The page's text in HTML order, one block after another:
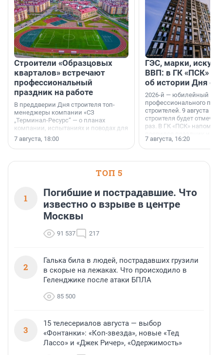
Строители «Образцовых
кварталов» встречают
профессиональный
праздник на работе
В преддверии Дня строителя топ-
менеджеры компании «СЗ
„Терминал-Ресурс“ — о планах
компании, испытаниях и поводах для
осторожного оптимизма.
7 августа, 18:00
ГЭС, марки,
ВВП: в ГК «ПСК»
об истории Дня
2026-й — юбилейный
профессионального
строителей. 9 августа
строителя будет
раз. В ГК «ПСК»
поменялась роль
7 августа, 16:20
ТОП 5
1
Погибшие и пострадавшие. Что
известно о взрыве в центре
Москвы
91 537 217
2
Галька била в людей, пострадавших грузили
в скорые на лежаках. Что происходило в
Геленджике после атаки БПЛА
85 500
3
15 телесериалов августа — выбор
«Фонтанки»: «Коп-звезда», новые «Тед
Лассо» и «Джек Ричер», «Одержимость»